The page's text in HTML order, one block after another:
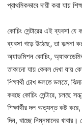
প্রাথমিকভাবে দায়ী করা যায়
কোচিং সেন্টারের এই ব্যবসা
ব্যবসা গড়ে উঠেছে, তা কল্পনা
অ্যাডমিশন কোচিং,
তাকানো যায় কেবল দেখা যায়
শিক্ষার্থী চোখ ডলতে ডলতে,
করছে কোচিং সেন্টারে, চলছে
শিক্ষার্থীর দল অত্যন্ত কষ্ট করে,
দিন, খাচ্ছে নিম্নমানের